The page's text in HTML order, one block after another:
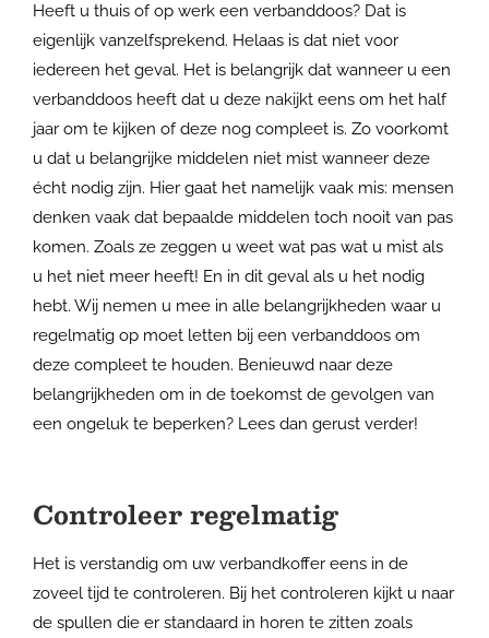
Heeft u thuis of op werk een verbanddoos? Dat is
eigenlijk vanzelfsprekend. Helaas is dat niet voor
iedereen het geval. Het is belangrijk dat wanneer u een
verbanddoos heeft dat u deze nakijkt eens om het half
jaar om te kijken of deze nog compleet is. Zo voorkomt
u dat u belangrijke middelen niet mist wanneer deze
écht nodig zijn. Hier gaat het namelijk vaak mis: mensen
denken vaak dat bepaalde middelen toch nooit van pas
komen. Zoals ze zeggen u weet wat pas wat u mist als
u het niet meer heeft! En in dit geval als u het nodig
hebt. Wij nemen u mee in alle belangrijkheden waar u
regelmatig op moet letten bij een verbanddoos om
deze compleet te houden. Benieuwd naar deze
belangrijkheden om in de toekomst de gevolgen van
een ongeluk te beperken? Lees dan gerust verder!
Controleer regelmatig
Het is verstandig om uw verbandkoffer eens in de
zoveel tijd te controleren. Bij het controleren kijkt u naar
de spullen die er standaard in horen te zitten zoals